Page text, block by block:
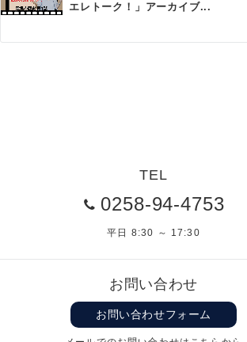
エレトーク！」アーカイブ...
TEL
0258-94-4753
平日 8:30 ～ 17:30
お問い合わせ
お問い合わせフォーム